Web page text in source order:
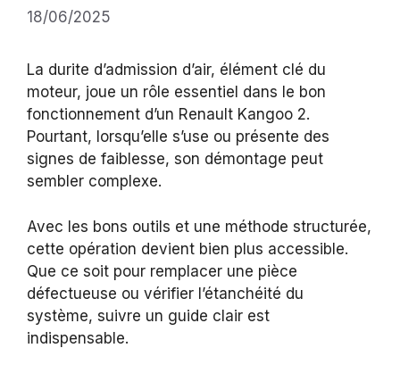
18/06/2025
La durite d’admission d’air, élément clé du
moteur, joue un rôle essentiel dans le bon
fonctionnement d’un Renault Kangoo 2.
Pourtant, lorsqu’elle s’use ou présente des
signes de faiblesse, son démontage peut
sembler complexe.
Avec les bons outils et une méthode structurée,
cette opération devient bien plus accessible.
Que ce soit pour remplacer une pièce
défectueuse ou vérifier l’étanchéité du
système, suivre un guide clair est
indispensable.